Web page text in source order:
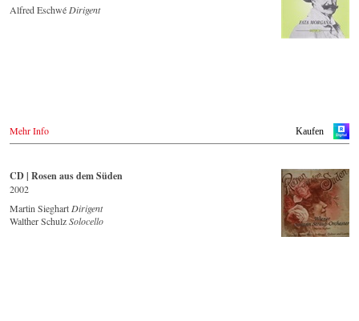
Saturn.de
Europdisc.co.uk
PrestoMusic.com
Japan / 日本
King Records
Amazon.co.jp
Spotify
Thalia.at
Gramola.at
Deutschland
Amazon.de
JPC.de
Saturn.de
Alfred Eschwé Dirigent
Kaufen
Mehr Info
CD | Rosen aus dem Süden
2002
Martin Sieghart Dirigent
Walther SchulzSolocello